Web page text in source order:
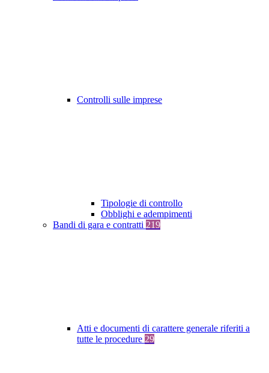
Controlli sulle imprese
Tipologie di controllo
Obblighi e adempimenti
Bandi di gara e contratti 219
Atti e documenti di carattere generale riferiti a
tutte le procedure 29